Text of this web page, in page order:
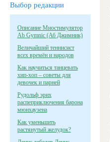
Выбор редакции
Описание Миостимулятор
Ab Gymnic (Аб Джимник)
Величайший теннисист
всех времён и народов
Как научиться танцевать
хип-хоп – советы для
девочек и парней
Рудольф эрих
распеприключения барона
мюнхаузена
Как уменьшить
растянутый желудок?